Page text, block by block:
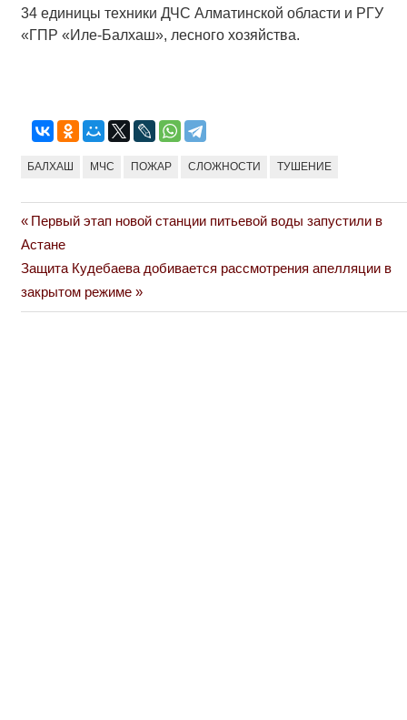
34 единицы техники ДЧС Алматинской области и РГУ
«ГПР «Иле-Балхаш», лесного хозяйства.
БАЛХАШ МЧС ПОЖАР СЛОЖНОСТИ ТУШЕНИЕ
Навигация
по
записям
Previous
Post:
Первый этап новой станции питьевой воды запустили в
Астане
Next
Post:
Защита Кудебаева добивается рассмотрения апелляции в
закрытом режиме